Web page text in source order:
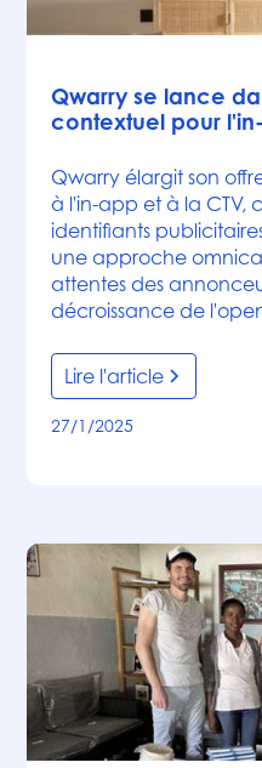
Qwarry se lance
contextuel pour
Qwarry élargit son
à l'in-app et à la CTV,
identifiants
une approche
attentes des
décroissance de
Lire l'article
27/1/2025